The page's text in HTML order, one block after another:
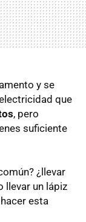
y se
que
, pero
suficiente
¿llevar
llevar un lápiz
esta